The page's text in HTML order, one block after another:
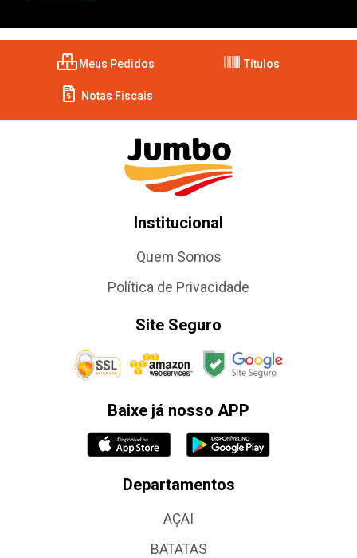
Meus Pedidos Títulos
Notas Fiscais
Institucional
Quem Somos
Política de Privacidade
Site Seguro
Baixe já nosso APP
Departamentos
AÇAI
BATATAS